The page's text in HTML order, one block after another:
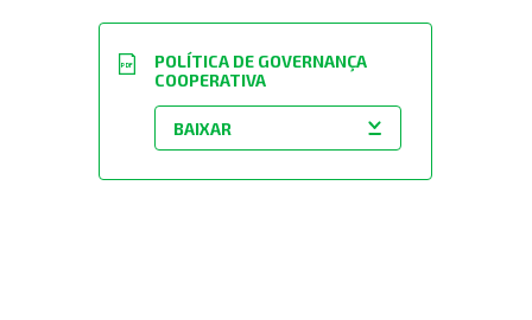
POLÍTICA DE GOVERNANÇA
COOPERATIVA
PDF